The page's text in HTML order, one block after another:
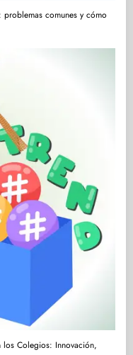
comunes y cómo
los Colegios: Innovación,